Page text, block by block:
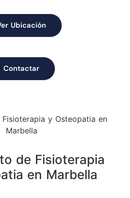
Ubicación
Contactar
de Fisioterapia
en Marbella